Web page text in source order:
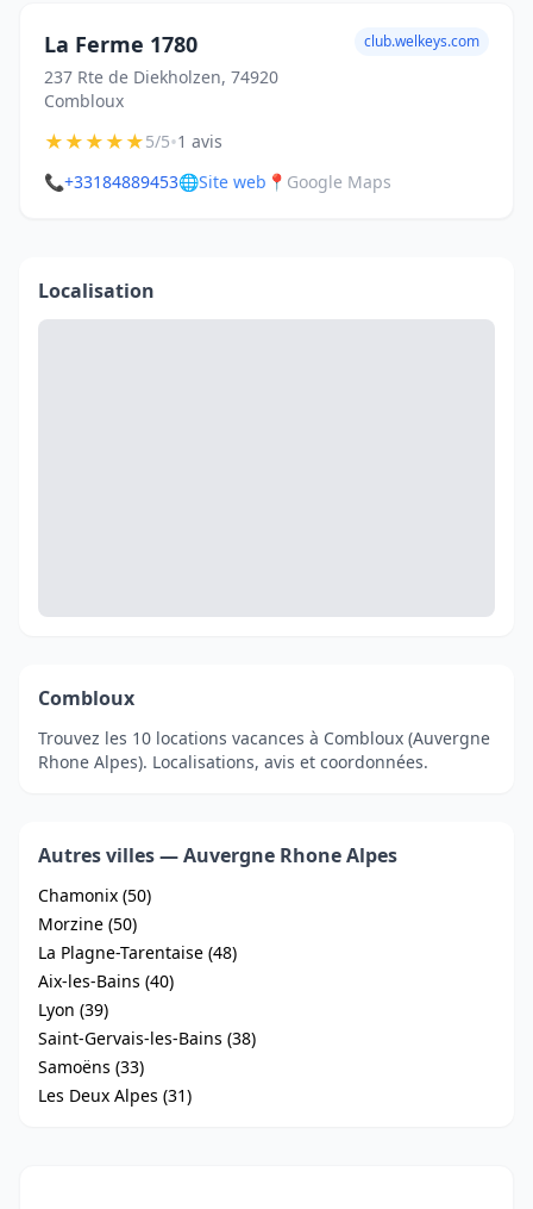
La Ferme 1780
237 Rte de Diekholzen, 74920
Combloux
club.welkeys.com
★★★★★5/5•1 avis
📞+33184889453🌐Site web 📍 Google Maps
Localisation
Combloux
Trouvez les 10 locations vacances à Combloux (Auvergne
Rhone Alpes). Localisations, avis et coordonnées.
Autres villes — Auvergne Rhone Alpes
Chamonix (50)
Morzine (50)
La Plagne-Tarentaise (48)
Aix-les-Bains (40)
Lyon (39)
Saint-Gervais-les-Bains (38)
Samoëns (33)
Les Deux Alpes (31)